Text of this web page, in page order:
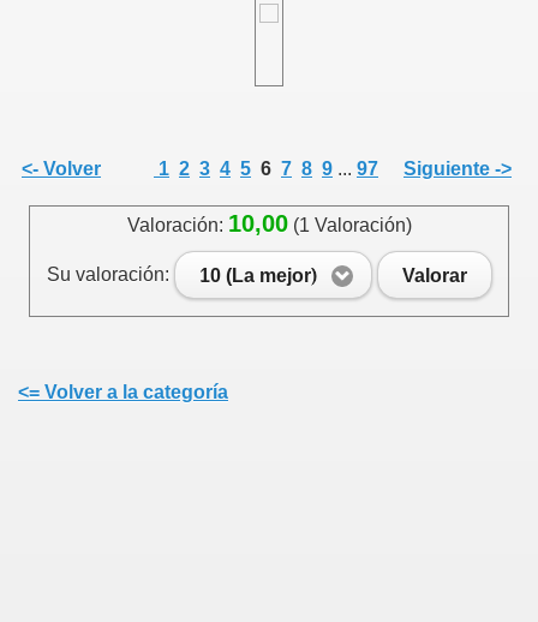
<- Volver 1 2 3 4 5 6 7 8 9 ... 97 Siguiente ->
Valoración: 10,00(1 Valoración)
Su valoración: 10 (La mejor) Valorar
<= Volver a la categoría